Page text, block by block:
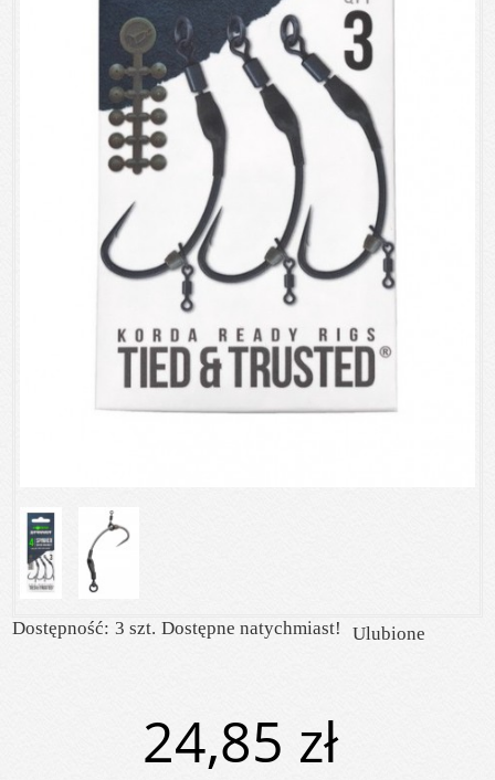
Dostępność: 3 szt. Dostępne natychmiast! Ulubione
24,85 zł